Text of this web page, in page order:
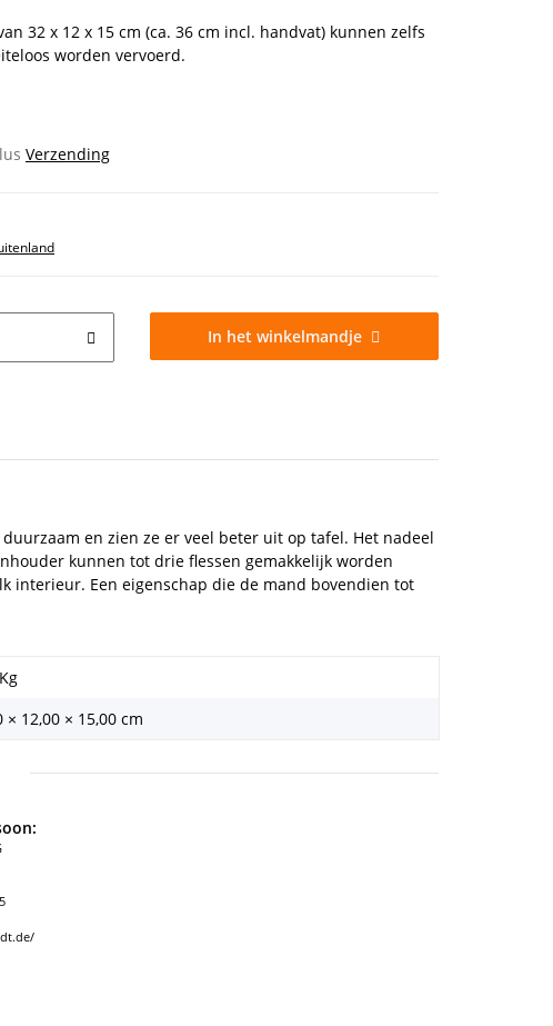
32 x 12 x 15 cm (ca. 36 cm incl. handvat) kunnen zelfs
worden vervoerd.
Verzending
In het winkelmandje
en zien ze er veel beter uit op tafel. Het nadeel
kunnen tot drie flessen gemakkelijk worden
interieur. Een eigenschap die de mand bovendien tot
Kg
× 12,00 × 15,00 cm